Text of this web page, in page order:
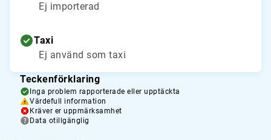
Ej importerad
Taxi
Ej använd som taxi
Teckenförklaring
Inga problem rapporterade eller upptäckta
Värdefull information
Kräver er uppmärksamhet
Data otillgänglig